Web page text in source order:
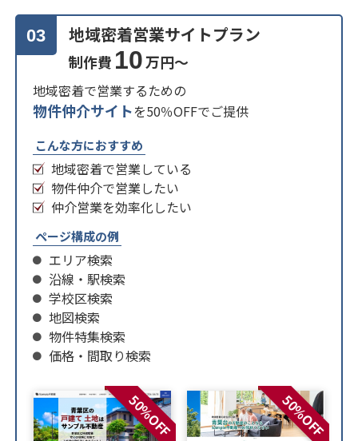
03 地域密着営業サイトプラン
制作費 10万円～
地域密着で営業するための
物件仲介サイトを50％OFFでご提供
こんな方におすすめ
地域密着で営業している
物件仲介で営業したい
仲介営業を効率化したい
ページ構成の例
エリア検索
沿線・駅検索
学校区検索
地図検索
物件特集検索
価格・間取り検索
50%OFF 50%OFF